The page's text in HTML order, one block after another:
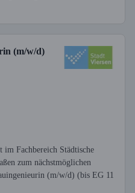
(m/w/d)
im Fachbereich Städtische
zum nächstmöglichen
(m/w/d) (bis EG 11